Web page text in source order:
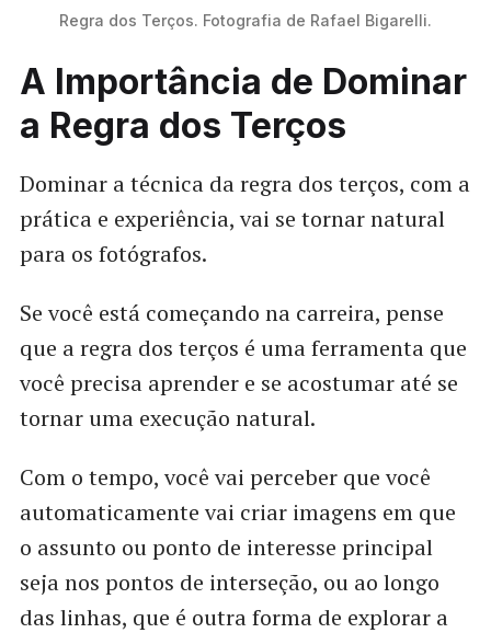
Regra dos Terços. Fotografia de Rafael Bigarelli.
A Importância de Dominar
a Regra dos Terços
Dominar a técnica da regra dos terços, com a
prática e experiência, vai se tornar natural
para os fotógrafos.
Se você está começando na carreira, pense
que a regra dos terços é uma ferramenta que
você precisa aprender e se acostumar até se
tornar uma execução natural.
Com o tempo, você vai perceber que você
automaticamente vai criar imagens em que
o assunto ou ponto de interesse principal
seja nos pontos de interseção, ou ao longo
das linhas, que é outra forma de explorar a